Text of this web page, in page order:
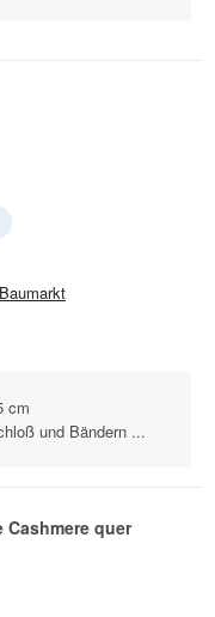
cm
und Bändern ...
quer